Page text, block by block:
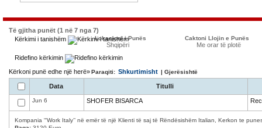
Të gjitha punët (1 në 7 nga 7)
Kërkimi i tanishëm
Lokacioni i Punës
Shqipëri
Caktoni Llojin e Punës
Me orar të plotë
Ridefino kërkimin
Kërkoni punë edhe një herë»Paraqiti: Shkurtimisht | Gjerësishtë
Data Titulli
Jun 6 SHOFER BISARCA
Kompania “‘Work Italy’’ në emër të një Klienti të saj të Rëndësishëm Italian, Kerkon te